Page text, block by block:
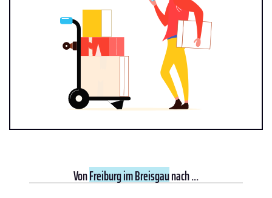
VonFreiburg im Breisgaunach ...